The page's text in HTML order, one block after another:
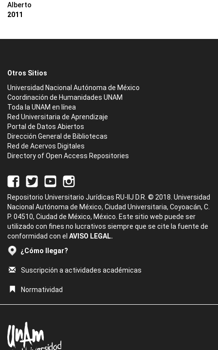
Alberto
2011
Otros Sitios
Universidad Nacional Autónoma de México
Coordinación de Humanidades UNAM
Toda la UNAM en línea
Red Universitaria de Aprendizaje
Portal de Datos Abiertos
Dirección General de Bibliotecas
Red de Acervos Digitales
Directory of Open Access Repositories
Repositorio Universitario Jurídicas RU-IIJ D.R. © 2018. Universidad
Nacional Autónoma de México, Ciudad Universitaria, Coyoacán, C.
P. 04510, Ciudad de México, México. Este sitio web puede ser
utilizado con fines no lucrativos siempre que se cite la fuente de
conformidad con el AVISO LEGAL.
¿Cómo llegar?
Suscripción a actividades académicas
Normatividad